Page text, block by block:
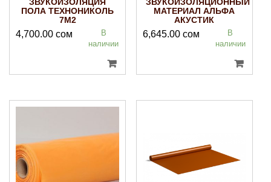
ЗВУКОИЗОЛЯЦИЯ
ПОЛА ТЕХНОНИКОЛЬ
7М2
4,700.00 сом
В
наличии
ЗВУКОИЗОЛЯЦИОННЫЙ
МАТЕРИАЛ АЛЬФА
АКУСТИК
6,645.00 сом
В
наличии